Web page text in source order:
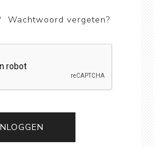
Wachtwoord vergeten?